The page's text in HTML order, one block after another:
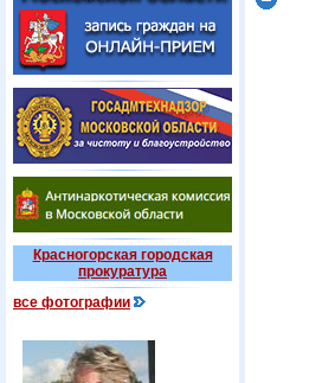
Красногорская городская
прокуратура
все фотографии